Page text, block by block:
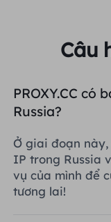
Câu
PROXY.CC có
Russia?
Ở giai đoạn này,
IP trong Russia
vụ của mình để
tương lai!